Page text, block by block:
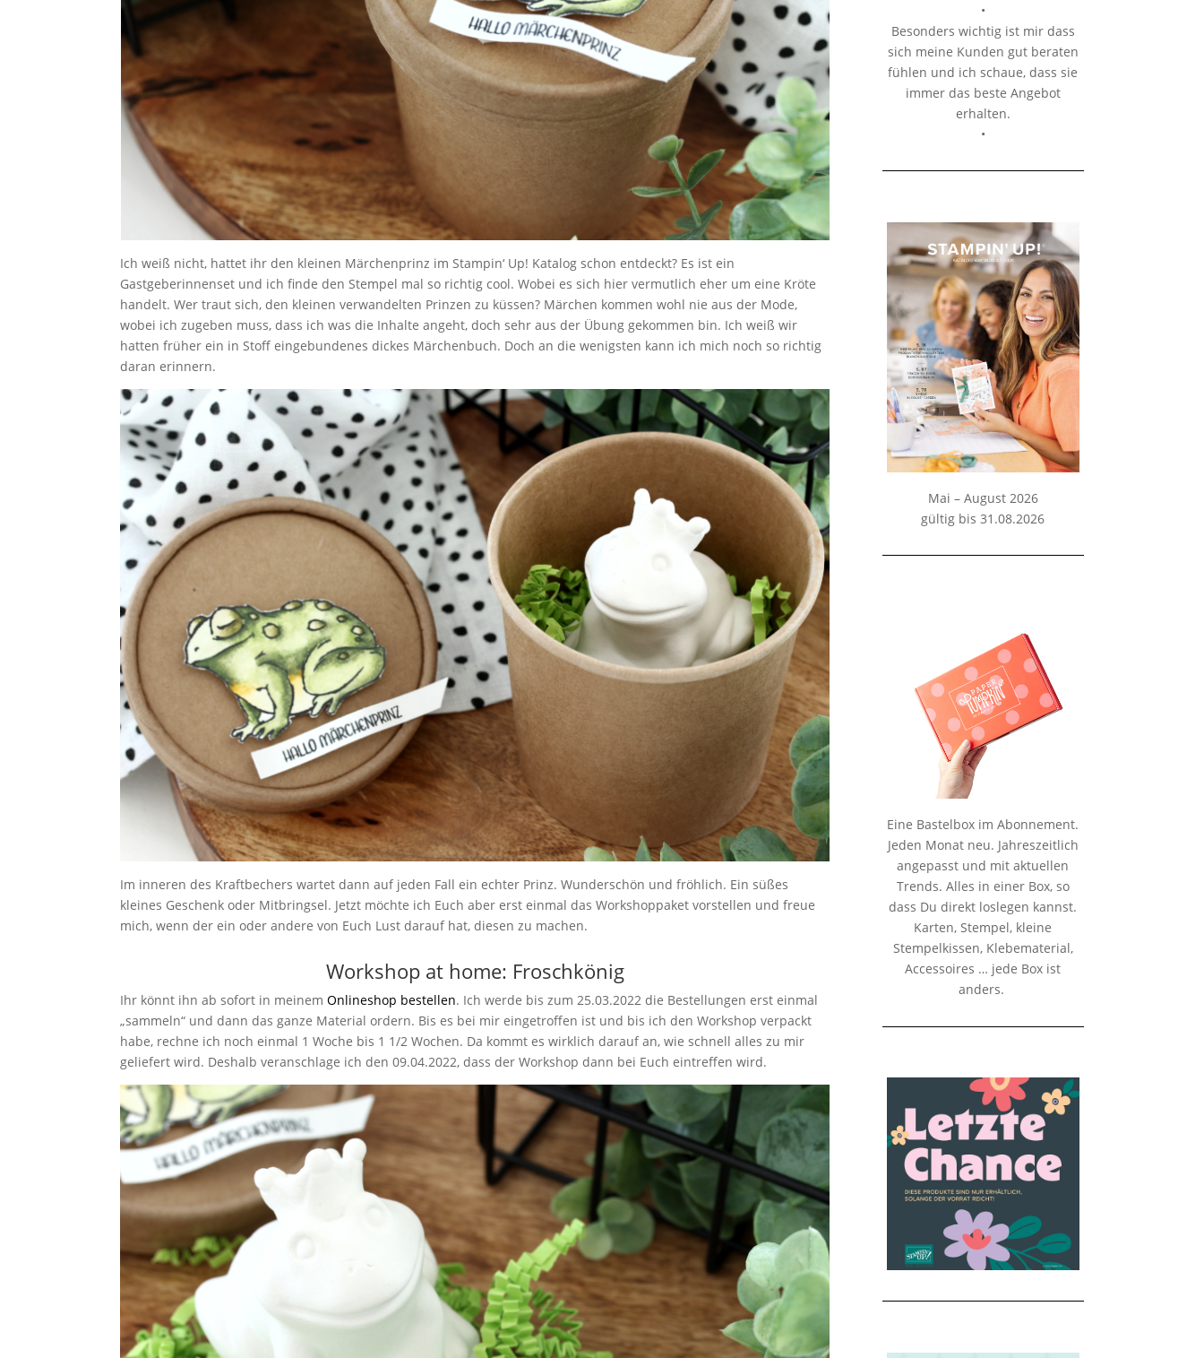
Ich weiß nicht, hattet ihr den kleinen Märchenprinz im Stampin‘ Up! Katalog schon entdeckt? Es ist ein
Gastgeberinnenset und ich finde den Stempel mal so richtig cool. Wobei es sich hier vermutlich eher um eine Kröte
handelt. Wer traut sich, den kleinen verwandelten Prinzen zu küssen? Märchen kommen wohl nie aus der Mode,
wobei ich zugeben muss, dass ich was die Inhalte angeht, doch sehr aus der Übung gekommen bin. Ich weiß wir
hatten früher ein in Stoff eingebundenes dickes Märchenbuch. Doch an die wenigsten kann ich mich noch so richtig
daran erinnern.
Im inneren des Kraftbechers wartet dann auf jeden Fall ein echter Prinz. Wunderschön und fröhlich. Ein süßes
kleines Geschenk oder Mitbringsel. Jetzt möchte ich Euch aber erst einmal das Workshoppaket vorstellen und freue
mich, wenn der ein oder andere von Euch Lust darauf hat, diesen zu machen.
Workshop at home: Froschkönig
Ihr könnt ihn ab sofort in meinemOnlineshop bestellen. Ich werde bis zum 25.03.2022 die Bestellungen erst einmal
„sammeln“ und dann das ganze Material ordern. Bis es bei mir eingetroffen ist und bis ich den Workshop verpackt
habe, rechne ich noch einmal 1 Woche bis 1 1/2 Wochen. Da kommt es wirklich darauf an, wie schnell alles zu mir
geliefert wird. Deshalb veranschlage ich den 09.04.2022, dass der Workshop dann bei Euch eintreffen wird.
•
Besonders wichtig ist mir dass
sich meine Kunden gut beraten
fühlen und ich schaue, dass sie
immer das beste Angebot
erhalten.
•
Mai – August 2026
gültig bis 31.08.2026
Eine Bastelbox im Abonnement.
Jeden Monat neu. Jahreszeitlich
angepasst und mit aktuellen
Trends. Alles in einer Box, so
dass Du direkt loslegen kannst.
Karten, Stempel, kleine
Stempelkissen, Klebematerial,
Accessoires … jede Box ist
anders.